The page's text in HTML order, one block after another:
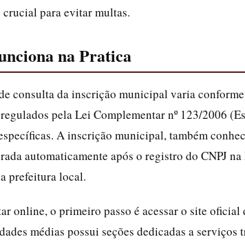
para evitar multas.
na Pratica
consulta da inscrição municipal varia
pela Lei Complementar nº 123/2006
A inscrição municipal, também
automaticamente após o registro do CNPJ
prefeitura local.
online, o primeiro passo é acessar o site
médias possui seções dedicadas a